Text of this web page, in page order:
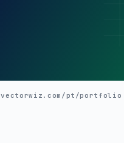
vectorwiz.com/pt/portfolio